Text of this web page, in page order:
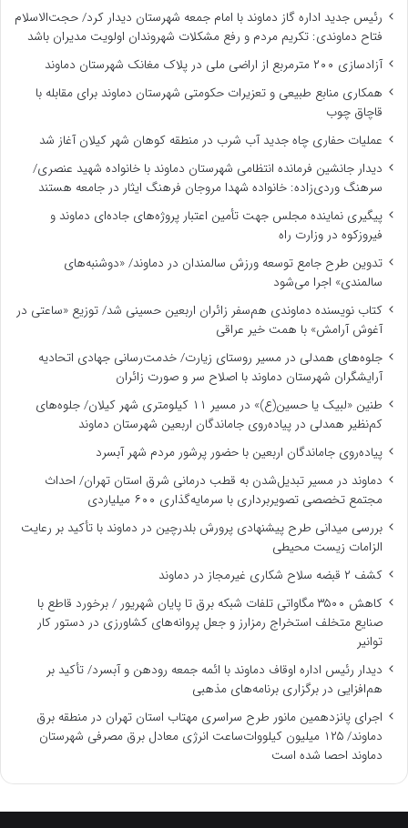
رئیس جدید اداره گاز دماوند با امام جمعه شهرستان دیدار کرد/ حجت‌الاسلام
فتاح دماوندی: تکریم مردم و رفع مشکلات شهروندان اولویت مدیران باشد
آزادسازی ۲۰۰ مترمربع از اراضی ملی در پلاک مغانک شهرستان دماوند
همکاری منابع طبیعی و تعزیرات حکومتی شهرستان دماوند برای مقابله با
قاچاق چوب
عملیات حفاری چاه جدید آب شرب در منطقه کوهان شهر کیلان آغاز شد
دیدار جانشین فرمانده انتظامی شهرستان دماوند با خانواده شهید عنصری/
سرهنگ وردی‌زاده: خانواده شهدا مروجان فرهنگ ایثار در جامعه هستند
پیگیری نماینده مجلس جهت تأمین اعتبار پروژه‌های جاده‌ای دماوند و
فیروزکوه در وزارت راه
تدوین طرح جامع توسعه ورزش سالمندان در دماوند/ «دوشنبه‌های
سالمندی» اجرا می‌شود
کتاب نویسنده دماوندی هم‌سفر زائران اربعین حسینی شد/ توزیع «ساعتی در
آغوش آرامش» با همت خیر عراقی
جلوه‌های همدلی در مسیر روستای زیارت/ خدمت‌رسانی جهادی اتحادیه
آرایشگران شهرستان دماوند با اصلاح سر و صورت زائران
طنین «لبیک یا حسین(ع)» در مسیر ۱۱ کیلومتری شهر کیلان/ جلوه‌های
کم‌نظیر همدلی در پیاده‌روی جاماندگان اربعین شهرستان دماوند
پیاده‌روی جاماندگان اربعین با حضور پرشور مردم شهر آبسرد
دماوند در مسیر تبدیل‌شدن به قطب درمانی شرق استان تهران/ احداث
مجتمع تخصصی تصویربرداری با سرمایه‌گذاری ۶۰۰ میلیاردی
بررسی میدانی طرح پیشنهادی پرورش بلدرچین در دماوند با تأکید بر رعایت
الزامات زیست ‌محیطی
کشف ۲ قبضه سلاح شکاری غیرمجاز در دماوند
کاهش ۳۵۰۰ مگاواتی تلفات شبکه برق تا پایان شهریور / برخورد قاطع با
صنایع متخلف استخراج رمزارز و جعل پروانه‌های کشاورزی در دستور کار
توانیر
دیدار رئیس اداره اوقاف دماوند با ائمه جمعه رودهن و آبسرد/ تأکید بر
هم‌افزایی در برگزاری برنامه‌های مذهبی
اجرای پانزدهمین مانور طرح سراسری مهتاب استان تهران در منطقه برق
دماوند/ ۱۲۵ میلیون کیلووات‌ساعت انرژی معادل برق مصرفی شهرستان
دماوند احصا شده است